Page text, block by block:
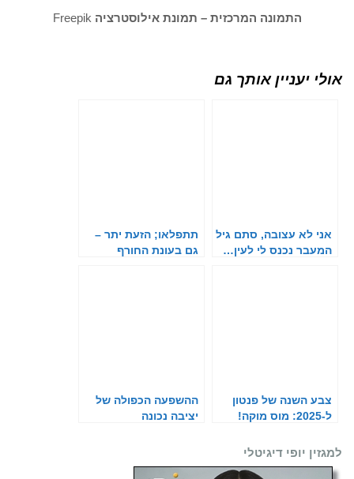
התמונה המרכזית – תמונת אילוסטרציה
אולי יעניין אותך גם
אני לא עצובה, סתם גיל
המעבר נכנס לי לעין…
תתפלאו; הזעת יתר –
גם בעונת החורף
צבע השנה של פנטון
ל-2025: מוס מוקה!
ההשפעה הכפולה של
יציבה נכונה
למגזין יופי דיגיטלי